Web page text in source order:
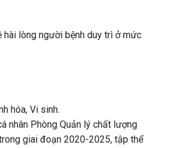
hài lòng người bệnh duy trì ở mức
hóa, Vi sinh.
nhân Phòng Quản lý chất lượng
giai đoạn 2020-2025, tập thể